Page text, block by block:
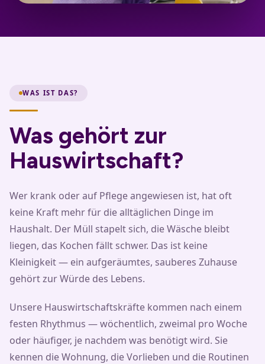
WAS IST DAS?
Was gehört zur
Hauswirtschaft?
Wer krank oder auf Pflege angewiesen ist, hat oft
keine Kraft mehr für die alltäglichen Dinge im
Haushalt. Der Müll stapelt sich, die Wäsche bleibt
liegen, das Kochen fällt schwer. Das ist keine
Kleinigkeit — ein aufgeräumtes, sauberes Zuhause
gehört zur Würde des Lebens.
Unsere Hauswirtschaftskräfte kommen nach einem
festen Rhythmus — wöchentlich, zweimal pro Woche
oder häufiger, je nachdem was benötigt wird. Sie
kennen die Wohnung, die Vorlieben und die Routinen